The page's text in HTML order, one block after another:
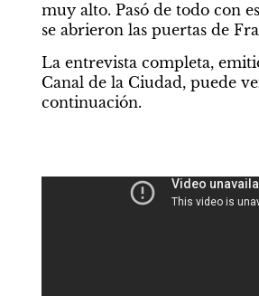
muy alto. Pasó de todo con
se abrieron las puertas de
La entrevista completa,
Canal de la Ciudad, puede
continuación.